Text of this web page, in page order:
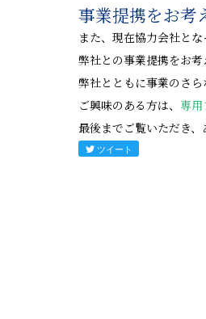
事業提携をお考
また、現在協力会社と
弊社との事業提携をお考
弊社とともに事業のさら
ご興味のある方は、 専用
最後までご覧いただき、
ツイート